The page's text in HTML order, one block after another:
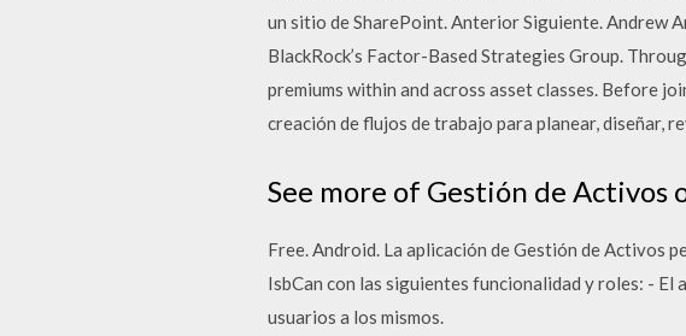
un sitio de SharePoint. Anterior Siguiente. Andrew
BlackRock’s Factor-Based Strategies Group.
premiums within and across asset classes. Before
creación de flujos de trabajo para planear, diseñar,
See more of Gestión de Activos
Free. Android. La aplicación de Gestión de Activos
IsbCan con las siguientes funcionalidad y roles: -
usuarios a los mismos.